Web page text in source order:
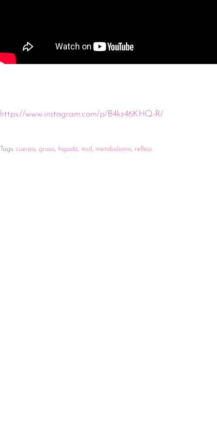
https://www.instagram.com/p/B4kz46KHQ-R/
Tags: cuerpo, graso, hígado, mal, metabolismo, reflejo